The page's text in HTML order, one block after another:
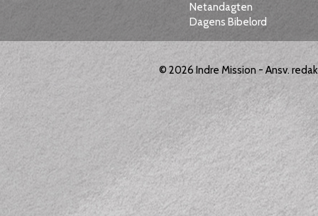
Netandagten
Dagens Bibelord
© 2026Indre Mission - Ansv.